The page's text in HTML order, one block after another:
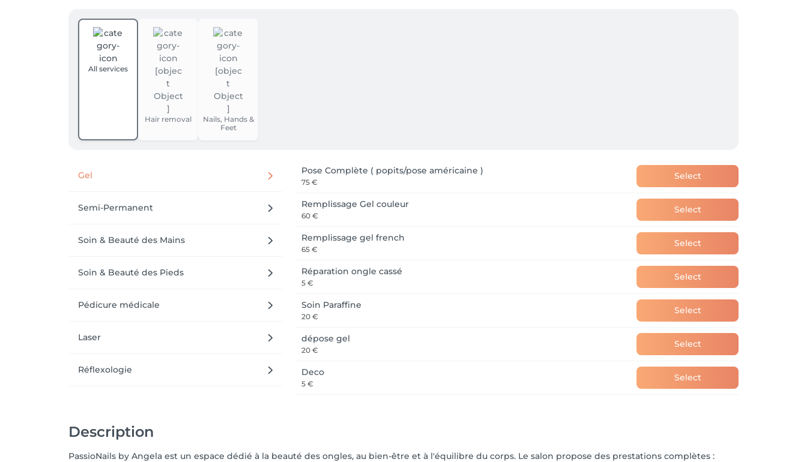
All services
Hair removal
Nails, Hands &
Feet
Gel
Semi-Permanent
Soin & Beauté des Mains
Soin & Beauté des Pieds
Pédicure médicale
Laser
Réflexologie
Pose Complète ( popits/pose américaine )
75 €
Select
Remplissage Gel couleur
60 €
Select
Remplissage gel french
65 €
Select
Réparation ongle cassé
5 €
Select
Soin Paraffine
20 €
Select
dépose gel
20 €
Select
Deco
5 €
Select
Description
PassioNails by Angela est un espace dédié à la beauté des ongles, au bien-être et à l'équilibre du corps. Le salon propose des prestations complètes :